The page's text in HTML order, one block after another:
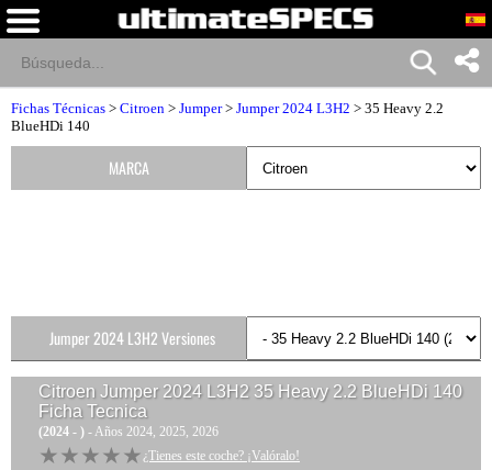
Fichas Técnicas > Citroen > Jumper> Jumper 2024 L3H2 > 35 Heavy 2.2
BlueHDi 140
Citroen Jumper 2024 L3H2 35 Heavy 2.2 BlueHDi 140
Ficha Tecnica
(2024 - ) - Años 2024, 2025, 2026
★★★★★
★★★★★ ¿Tienes este coche? ¡Valóralo!
MARCA
Jumper 2024 L3H2 Versiones